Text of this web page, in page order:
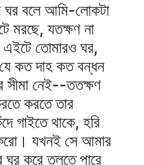
বলে আমি-লোকটা
মরছে, যতক্ষণ না
এইটে তোমারও ঘর,
কত দাহ কত বন্ধন
সীমা নেই--ততক্ষণ
করতে তার
গাইতে থাকে, হরি
যখনই সে আমার
ঘর করে তুলতে পারে